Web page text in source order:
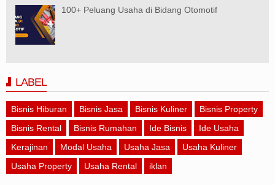
100+ Peluang Usaha di Bidang Otomotif
LABEL
Bisnis Hiburan Bisnis Jasa Bisnis Kuliner
Bisnis Property
Bisnis Rental
Bisnis Rumahan Ide Bisnis
Ide Usaha
Kerajinan
Modal Usaha Usaha Jasa
Usaha Kuliner
Usaha Property
Usaha Rental iklan